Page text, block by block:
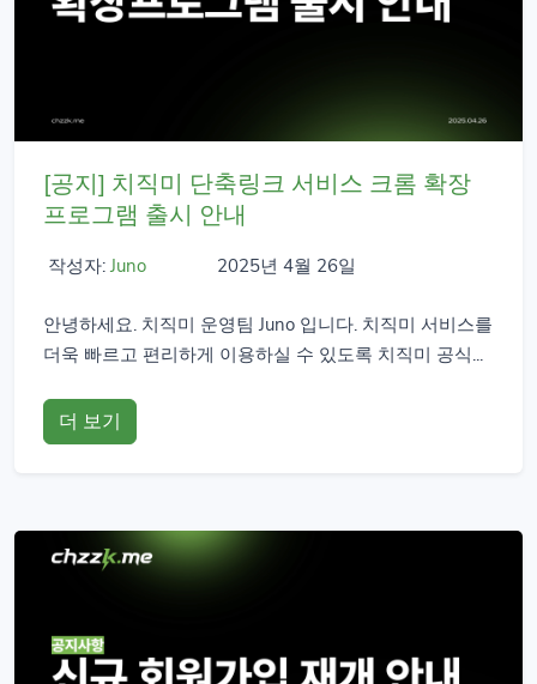
[공지] 치직미 단축링크 서비스 크롬 확장
프로그램 출시 안내
작성자: Juno 2025년 4월 26일
안녕하세요. 치직미 운영팀 Juno 입니다. 치직미 서비스를
더욱 빠르고 편리하게 이용하실 수 있도록 치직미 공식...
더 보기